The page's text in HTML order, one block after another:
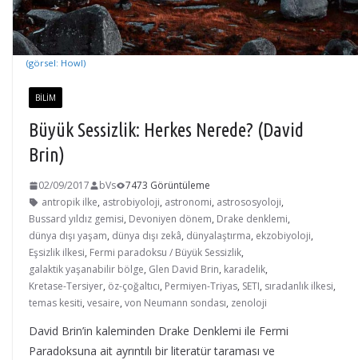
(görsel: Howl)
BILIM
Büyük Sessizlik: Herkes Nerede? (David
Brin)
02/09/2017 bVs
7473 Görüntüleme
antropik ilke, astrobiyoloji, astronomi, astrososyoloji,
Bussard yıldız gemisi, Devoniyen dönem, Drake denklemi,
dünya dışı yaşam, dünya dışı zekâ, dünyalaştırma, ekzobiyoloji,
Eşsizlik ilkesi, Fermi paradoksu / Büyük Sessizlik,
galaktik yaşanabilir bölge, Glen David Brin, karadelik,
Kretase-Tersiyer, öz-çoğaltıcı, Permiyen-Triyas, SETI, sıradanlık ilkesi,
temas kesiti, vesaire, von Neumann sondası, zenoloji
David Brin’in kaleminden Drake Denklemi ile Fermi
Paradoksuna ait ayrıntılı bir literatür taraması ve